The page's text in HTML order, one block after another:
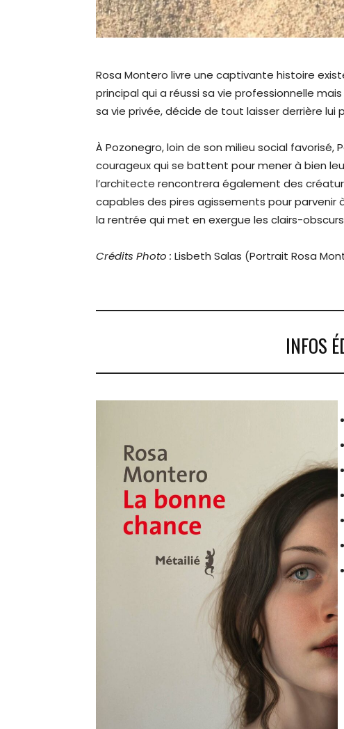
Rosa Montero livre une captivante histoire
principal qui a réussi sa vie professionnelle
sa vie privée, décide de tout laisser derrière lui
À Pozonegro, loin de son milieu social
courageux qui se battent pour mener à bien
l’architecte rencontrera également des
capables des pires agissements pour parvenir
la rentrée qui met en exergue les clairs-
Crédits Photo : Lisbeth Salas (Portrait Rosa
INFOS